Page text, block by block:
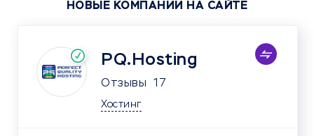
НОВЫЕ КОМПАНИИ НА САЙТЕ
PQ.Hosting
Отзывы 17
Хостинг